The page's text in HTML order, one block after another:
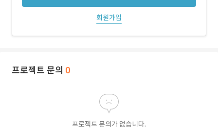
회원가입
프로젝트 문의 0
프로젝트 문의가 없습니다.